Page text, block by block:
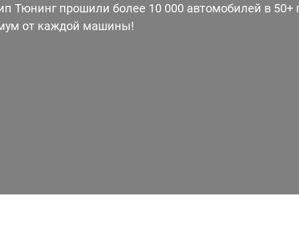
Тюнинг прошили более 10 000 автомобилей в 50+
от каждой машины!